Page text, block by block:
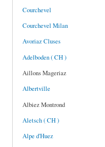
Courchevel
Courchevel Milan
Avoriaz Cluses
Adelboden ( CH )
Aillons Mageriaz
Albertville
Albiez Montrond
Aletsch ( CH )
Alpe d'Huez